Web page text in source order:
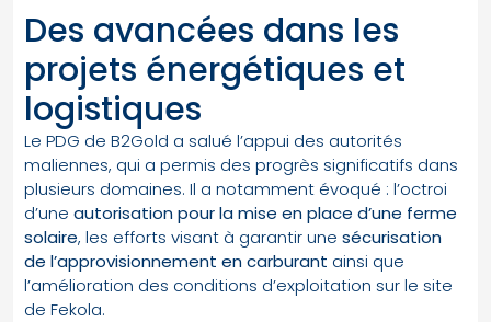
Des avancées dans les
projets énergétiques et
logistiques
Le PDG de B2Gold a salué l’appui des autorités
maliennes, qui a permis des progrès significatifs dans
plusieurs domaines. Il a notamment évoqué : l’octroi
d’une autorisation pour la mise en place d’une ferme
solaire, les efforts visant à garantir une sécurisation
de l’approvisionnement en carburant ainsi que
l’amélioration des conditions d’exploitation sur le site
de Fekola.